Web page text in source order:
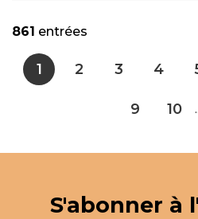
861 entrées
1 2 3 4
9 10
S'abonner à